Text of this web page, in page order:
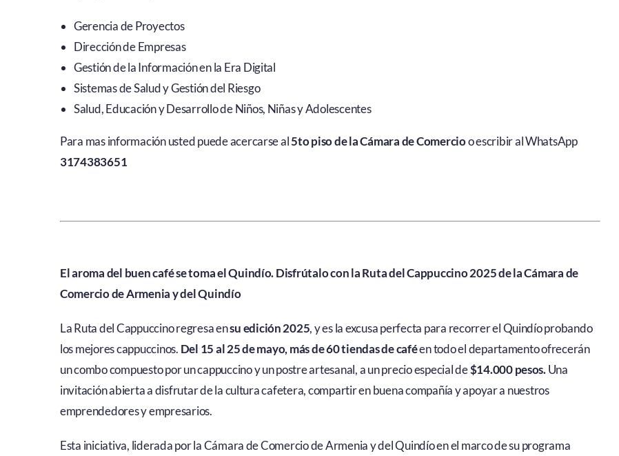
Gerencia de Proyectos
Dirección de Empresas
Gestión de la Información en la Era Digital
Sistemas de Salud y Gestión del Riesgo
Salud, Educación y Desarrollo de Niños, Niñas y Adolescentes
Para mas información usted puede acercarse al5to piso de la Cámara de Comercioo escribir al WhatsApp
3174383651
El aroma del buen café se toma el Quindío. Disfrútalo con la Ruta del Cappuccino 2025 de la Cámara de
Comercio de Armenia y del Quindío
La Ruta del Cappuccino regresa ensu edición 2025, y es la excusa perfecta para recorrer el Quindío probando
los mejores cappuccinos. Del 15 al 25 de mayo, más de 60 tiendas de caféen todo el departamento ofrecerán
un combo compuesto por un cappuccino y un postre artesanal, a un precio especial de$14.000 pesos.Una
invitación abierta a disfrutar de la cultura cafetera, compartir en buena compañía y apoyar a nuestros
emprendedores y empresarios.
Esta iniciativa, liderada por la Cámara de Comercio de Armenia y del Quindío en el marco de su programa